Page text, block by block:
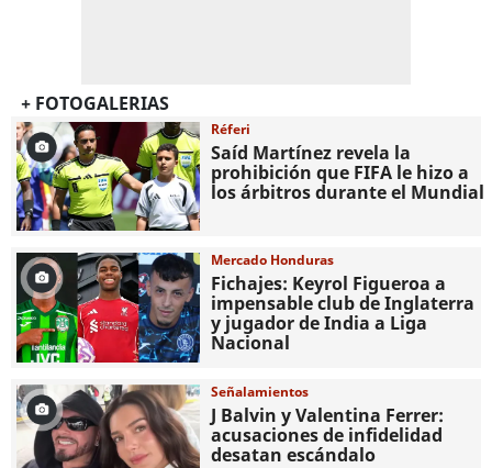
+ FOTOGALERIAS
Réferi
Saíd Martínez revela la
prohibición que FIFA le hizo a
los árbitros durante el Mundial
Mercado Honduras
Fichajes: Keyrol Figueroa a
impensable club de Inglaterra
y jugador de India a Liga
Nacional
Señalamientos
J Balvin y Valentina Ferrer:
acusaciones de infidelidad
desatan escándalo